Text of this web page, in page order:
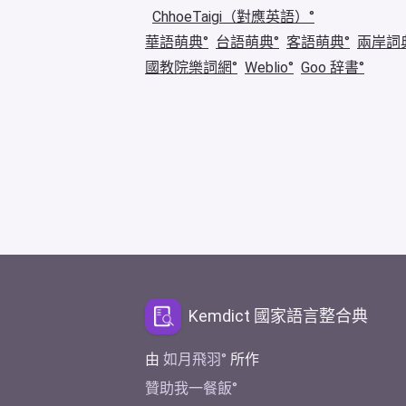
ChhoeTaigi（對應英語）
華語萌典
台語萌典 客語萌典
兩岸詞
國教院樂詞網
Weblio Goo 辞書
Kemdict 國家語言整合典
由 如月飛羽
所作
贊助我一餐飯